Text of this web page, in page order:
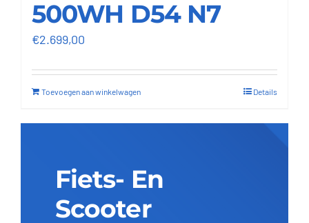
500WH D54 N7
€2.699,00
Toevoegen aan winkelwagen Details
Fiets- En
Scooter